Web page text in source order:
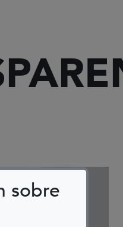
sobre